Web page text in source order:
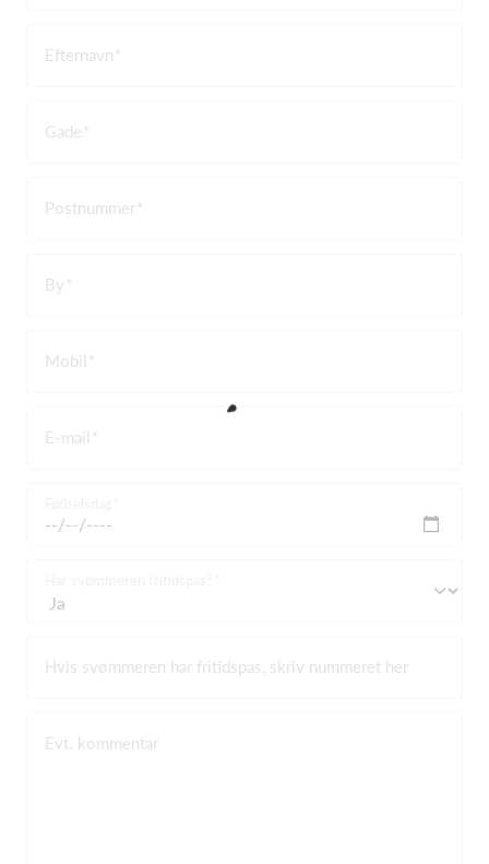
Efternavn
Gade
Postnummer
By
Mobil
E-mail
Hvis svømmeren har fritidspas, skriv nummeret her
Evt. kommentar